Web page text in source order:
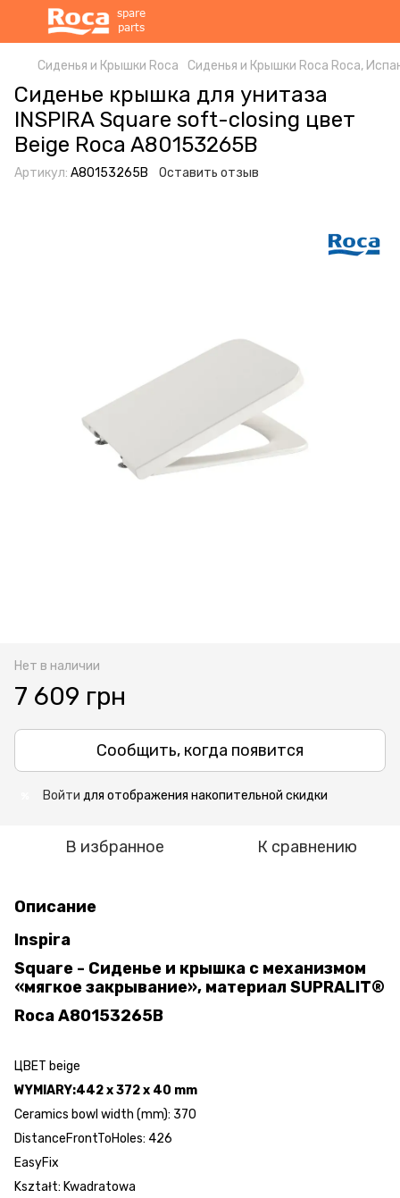
Сиденья и Крышки Roca Сиденья и Крышки Roca Roca,
Сиденье крышка для унитаза
INSPIRA Square soft-closing цвет
Beige Roca A80153265B
Артикул: A80153265B Оставить отзыв
Нет в наличии
7 609 грн
Сообщить, когда появится
Войти для отображения накопительной скидки
В избранное К сравнению
Описание
Inspira
Square - Сиденье и крышка с механизмом
«мягкое закрывание», материал SUPRALIT®
RocaA80153265B
ЦВЕТ beige
WYMIARY:442 x 372 x 40 mm
Ceramics bowl width (mm): 370
DistanceFrontToHoles: 426
EasyFix
Kształt: Kwadratowa